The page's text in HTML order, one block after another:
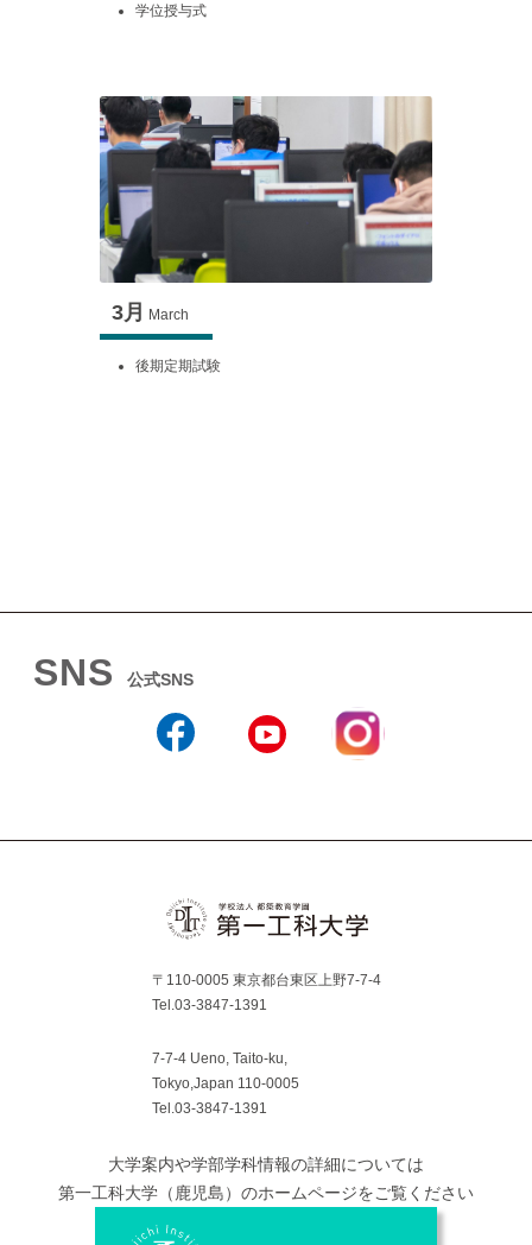
学位授与式
3月 March
後期定期試験
SNS 公式SNS
〒110-0005 東京都台東区上野7-7-4
Tel.03-3847-1391
7-7-4 Ueno, Taito-ku,
Tokyo,Japan 110-0005
Tel.03-3847-1391
大学案内や学部学科情報の詳細については
第一工科大学（鹿児島）のホームページをご覧ください